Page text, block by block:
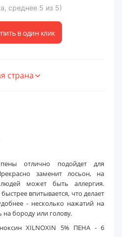
среднее 5 из 5)
в один клик
страна
отлично подойдет для
заменит лосьон, на
может быть аллергия.
впитывается, что делает
- несколько нажатий на
бороду или голову.
XILNOXIN 5% ПЕНА - 6